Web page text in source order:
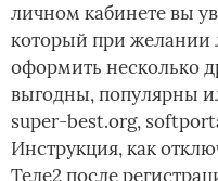
личном кабинете вы
который при желании
оформить несколько
выгодны, популярны
super-best.org,
Инструкция, как
Теле2 после